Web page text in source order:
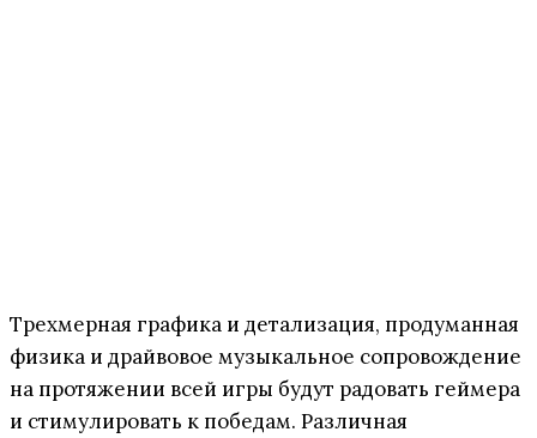
Трехмерная графика и детализация, продуманная
физика и драйвовое музыкальное сопровождение
на протяжении всей игры будут радовать геймера
и стимулировать к победам. Различная